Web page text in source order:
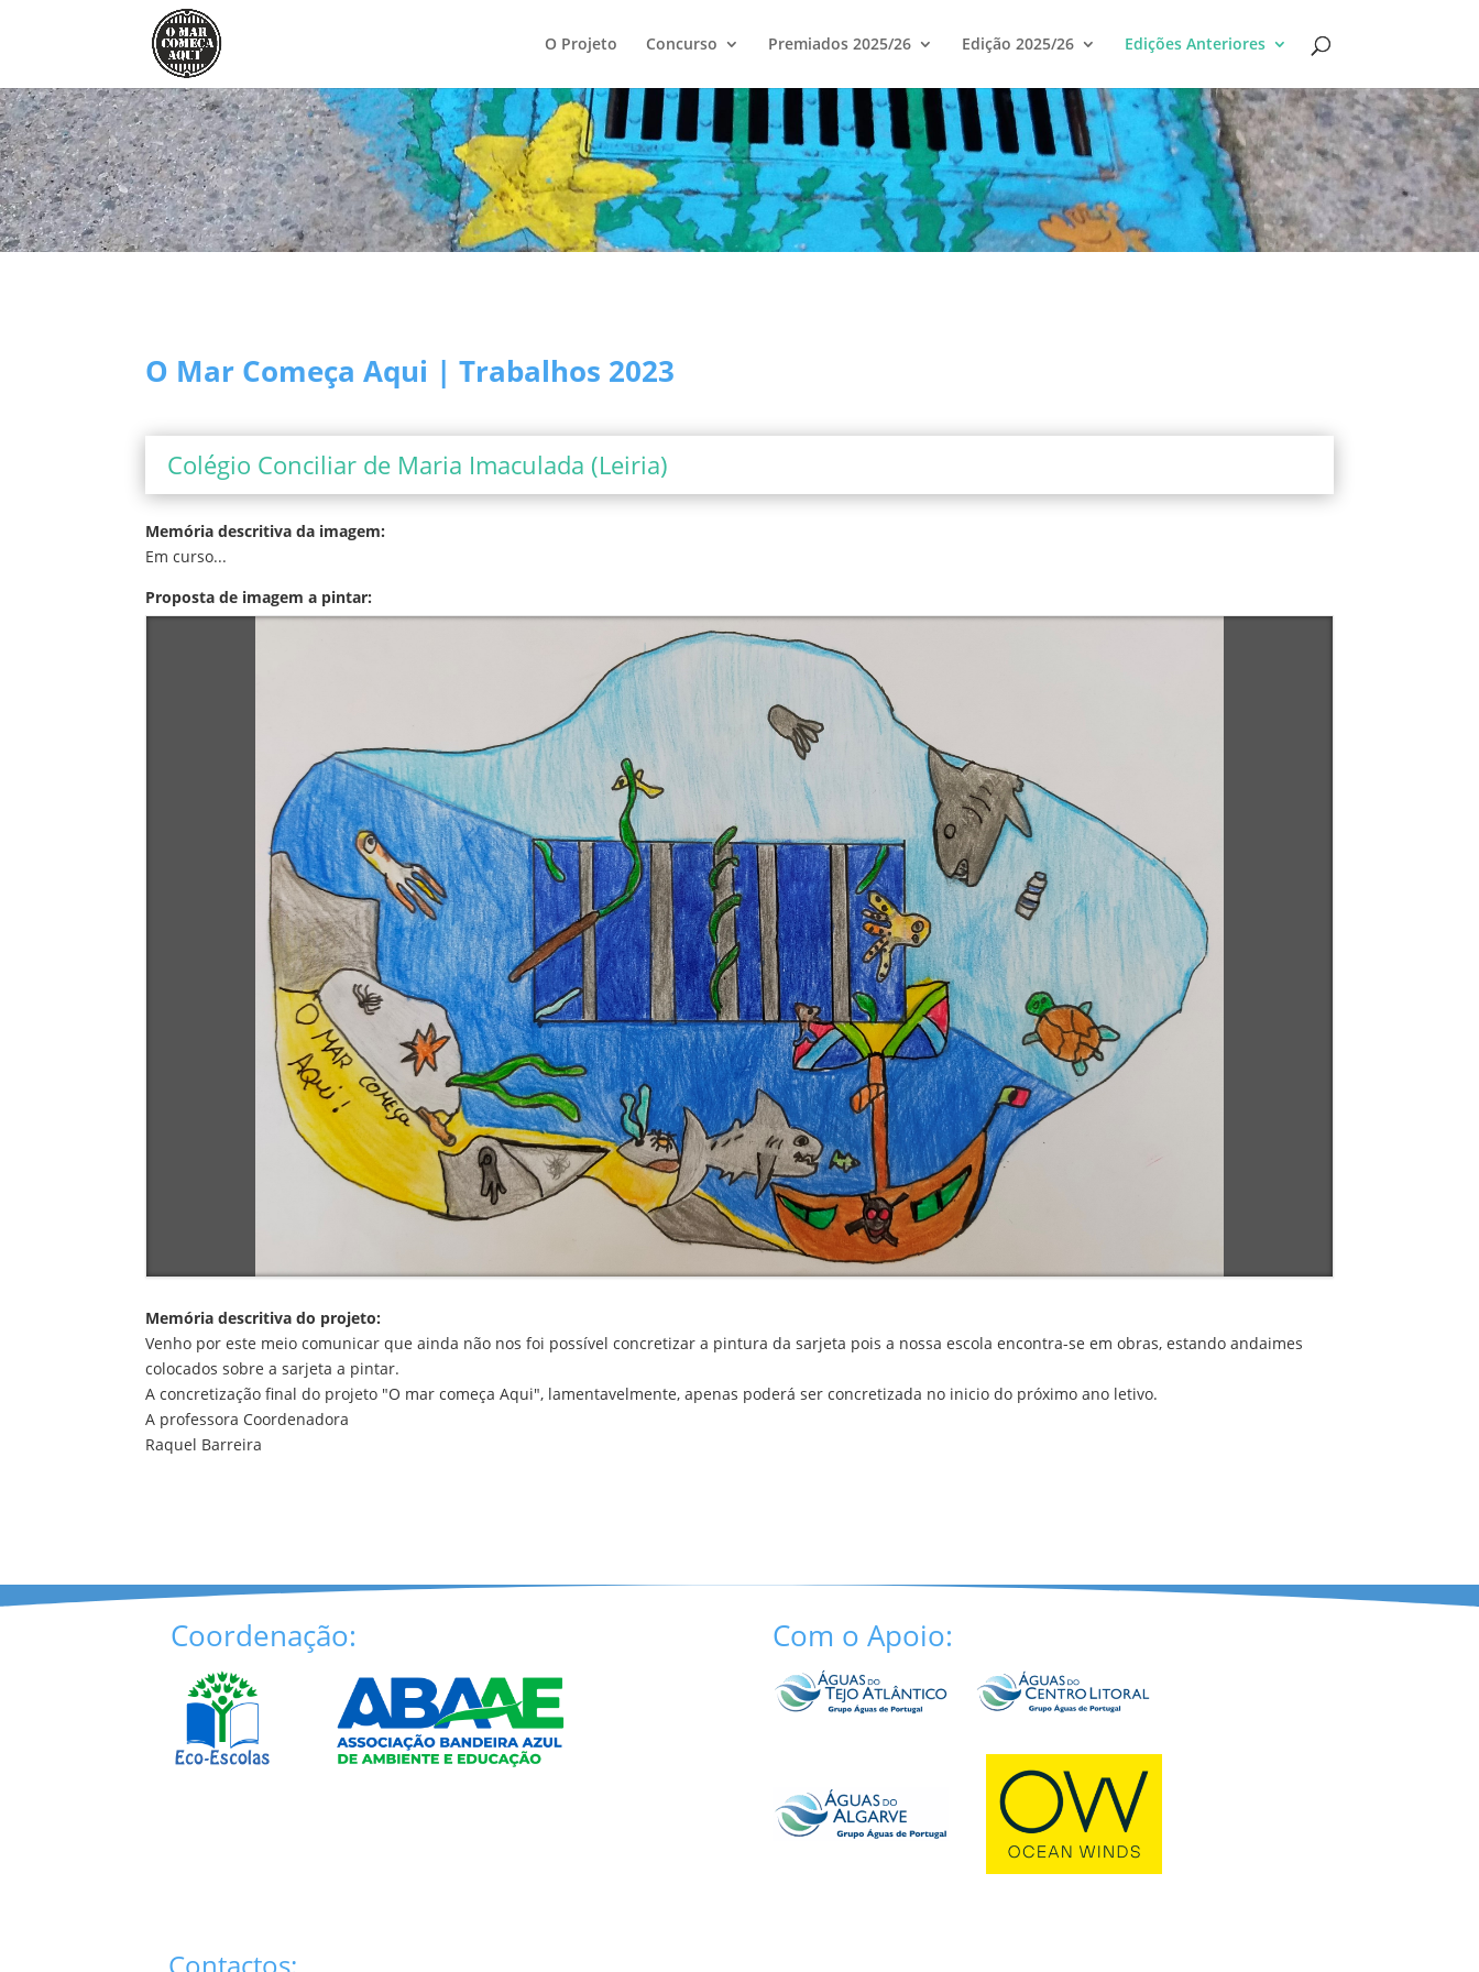
O Projeto Concurso Premiados 2025/26 Edição 2025/26 Edições Anteriores
O Mar Começa Aqui | Trabalhos 2023
Colégio Conciliar de Maria Imaculada (Leiria)
Memória descritiva da imagem:
Em curso...
Proposta de imagem a pintar:
Memória descritiva do projeto:
Venho por este meio comunicar que ainda não nos foi possível concretizar a pintura da sarjeta pois a nossa escola encontra-se em obras, estando andaimes
colocados sobre a sarjeta a pintar.
A concretização final do projeto "O mar começa Aqui", lamentavelmente, apenas poderá ser concretizada no inicio do próximo ano letivo.
A professora Coordenadora
Raquel Barreira
Coordenação: Com o Apoio: